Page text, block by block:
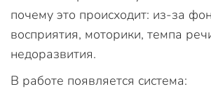
почему это происходит: из-за
восприятия, моторики, темпа
недоразвития.
В работе появляется система: